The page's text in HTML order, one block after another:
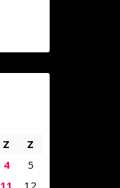
Z
Z
4
5
11
12